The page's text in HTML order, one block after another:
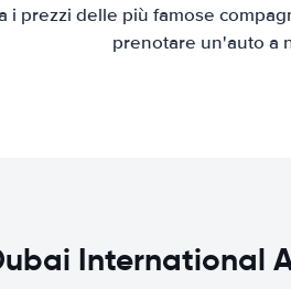
i prezzi delle più famose
prenotare un'auto a
International